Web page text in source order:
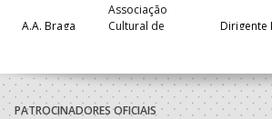
A.A. Braga
Associação
Cultural de
Dirigente
A.A. Braga
Associação
Cultural de
Vermoim
Seniores M
PATROCINADORES OFICIAIS